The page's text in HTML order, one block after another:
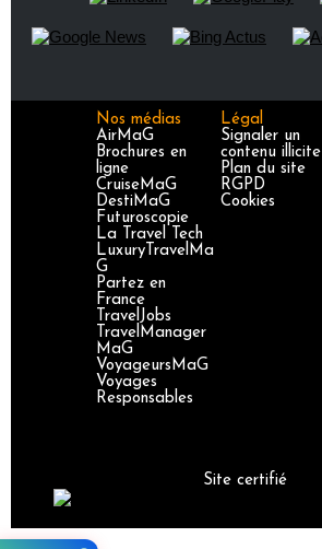
Nos médias
AirMaG
Brochures en
ligne
CruiseMaG
DestiMaG
Futuroscopie
La Travel Tech
LuxuryTravelMa
G
Partez en
France
TravelJobs
TravelManager
MaG
VoyageursMaG
Voyages
Responsables
Légal
Signaler un
contenu illicite
Plan du site
RGPD
Cookies
Site certifié